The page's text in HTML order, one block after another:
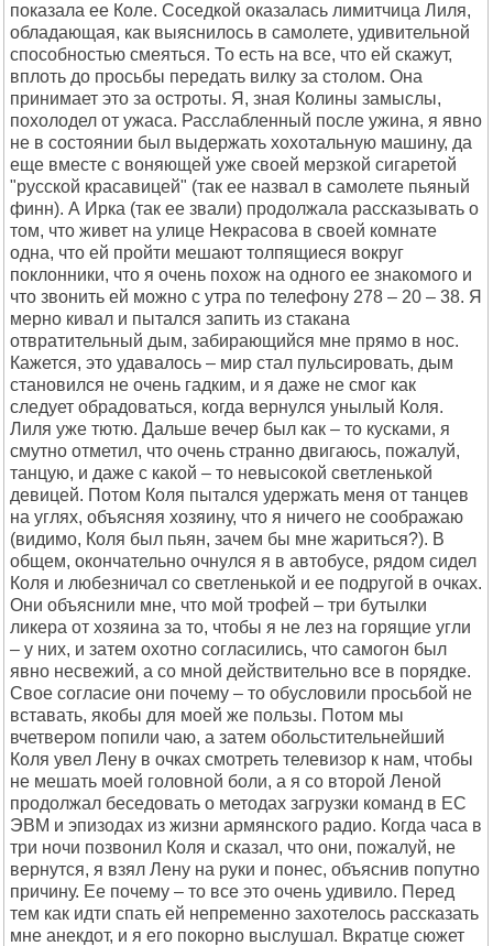
показала ее Коле. Соседкой оказалась лимитчица Лиля,
обладающая, как выяснилось в самолете, удивительной
способностью смеяться. То есть на все, что ей скажут,
вплоть до просьбы передать вилку за столом. Она
принимает это за остроты. Я, зная Колины замыслы,
похолодел от ужаса. Расслабленный после ужина, я явно
не в состоянии был выдержать хохотальную машину, да
еще вместе с воняющей уже своей мерзкой сигаретой
"русской красавицей" (так ее назвал в самолете пьяный
финн). А Ирка (так ее звали) продолжала рассказывать о
том, что живет на улице Некрасова в своей комнате
одна, что ей пройти мешают толпящиеся вокруг
поклонники, что я очень похож на одного ее знакомого и
что звонить ей можно с утра по телефону 278 – 20 – 38. Я
мерно кивал и пытался запить из стакана
отвратительный дым, забирающийся мне прямо в нос.
Кажется, это удавалось – мир стал пульсировать, дым
становился не очень гадким, и я даже не смог как
следует обрадоваться, когда вернулся унылый Коля.
Лиля уже тютю. Дальше вечер был как – то кусками, я
смутно отметил, что очень странно двигаюсь, пожалуй,
танцую, и даже с какой – то невысокой светленькой
девицей. Потом Коля пытался удержать меня от танцев
на углях, объясняя хозяину, что я ничего не соображаю
(видимо, Коля был пьян, зачем бы мне жариться?). В
общем, окончательно очнулся я в автобусе, рядом сидел
Коля и любезничал со светленькой и ее подругой в очках.
Они объяснили мне, что мой трофей – три бутылки
ликера от хозяина за то, чтобы я не лез на горящие угли
– у них, и затем охотно согласились, что самогон был
явно несвежий, а со мной действительно все в порядке.
Свое согласие они почему – то обусловили просьбой не
вставать, якобы для моей же пользы. Потом мы
вчетвером попили чаю, а затем обольстительнейший
Коля увел Лену в очках смотреть телевизор к нам, чтобы
не мешать моей головной боли, а я со второй Леной
продолжал беседовать о методах загрузки команд в ЕС
ЭВМ и эпизодах из жизни армянского радио. Когда часа в
три ночи позвонил Коля и сказал, что они, пожалуй, не
вернутся, я взял Лену на руки и понес, объяснив попутно
причину. Ее почему – то все это очень удивило. Перед
тем как идти спать ей непременно захотелось рассказать
мне анекдот, и я его покорно выслушал. Вкратце сюжет